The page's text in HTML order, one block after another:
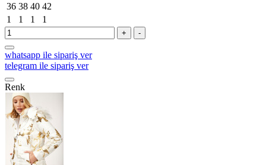
36 38 40 42
1
1 1 1
+ -
whatsapp ile sipariş ver
telegram ile sipariş ver
Renk